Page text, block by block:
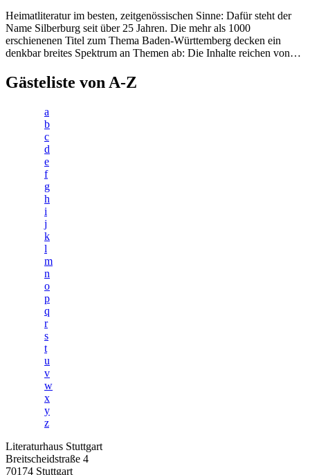
Heimatliteratur im besten, zeitgenössischen Sinne: Dafür steht der
Name Silberburg seit über 25 Jahren. Die mehr als 1000
erschienenen Titel zum Thema Baden-Württemberg decken ein
denkbar breites Spektrum an Themen ab: Die Inhalte reichen von…
Gästeliste von A-Z
a
b
c
d
e
f
g
h
i
j
k
l
m
n
o
p
q
r
s
t
u
v
w
x
y
z
Literaturhaus Stuttgart
Breitscheidstraße 4
70174 Stuttgart